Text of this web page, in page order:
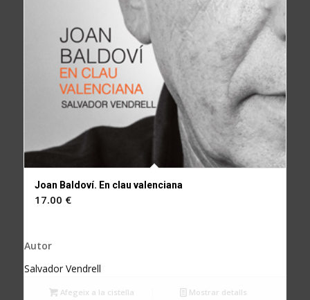
Joan Baldoví. En clau valenciana
17.00 €
Autor
Salvador Vendrell
Afegeix a la cistella Mostrar detalls